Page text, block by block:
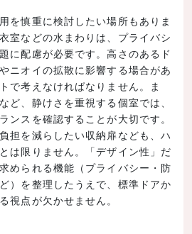
を慎重に検討したい場所もありま
室などの水まわりは、プライバシ
に配慮が必要です。高さのあるド
ニオイの拡散に影響する場合があ
で考えなければなりません。ま
ど、静けさを重視する個室では、
ンスを確認することが大切です。
担を減らしたい収納扉なども、ハ
は限りません。「デザイン性」だ
められる機能（プライバシー・防
）を整理したうえで、標準ドアか
視点が欠かせません。